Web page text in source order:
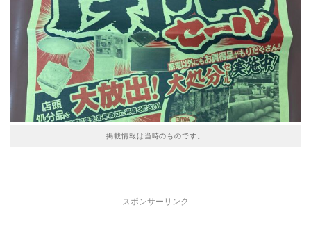
掲載情報は当時のものです。
スポンサーリンク